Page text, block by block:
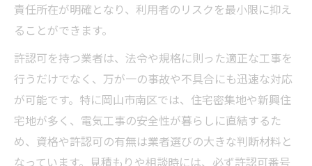
責任所在が明確となり、利用者のリスクを最小限に抑え
ることができます。
許認可を持つ業者は、法令や規格に則った適正な工事を
行うだけでなく、万が一の事故や不具合にも迅速な対応
が可能です。特に岡山市南区では、住宅密集地や新興住
宅地が多く、電気工事の安全性が暮らしに直結するた
め、資格や許認可の有無は業者選びの大きな判断材料と
なっています。見積もりや相談時には、必ず許認可番号